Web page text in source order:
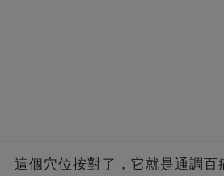
這個穴位按對了，它就是通調百